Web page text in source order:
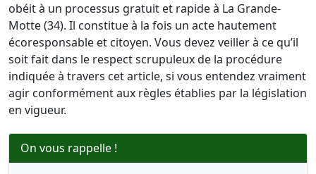
obéit à un processus gratuit et rapide à La Grande-
Motte (34). Il constitue à la fois un acte hautement
écoresponsable et citoyen. Vous devez veiller à ce qu’il
soit fait dans le respect scrupuleux de la procédure
indiquée à travers cet article, si vous entendez vraiment
agir conformément aux règles établies par la législation
en vigueur.
On vous rappelle !